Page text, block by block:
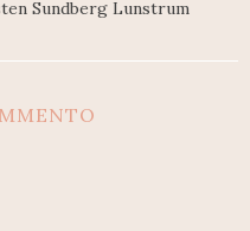
Sundberg Lunstrum